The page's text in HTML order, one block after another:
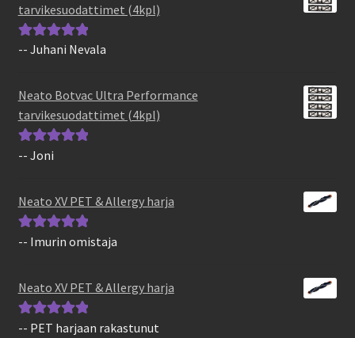
tarvikesuodattimet (4kpl)
Arvostelu
-- Juhani Nevala
Neato Botvac Ultra Performance
tarvikesuodattimet (4kpl)
Arvostelu
-- Joni
Neato XV PET & Allergy harja
Arvostelu
-- Imurin omistaja
Neato XV PET & Allergy harja
Arvostelu
-- PET harjaan rakastunut